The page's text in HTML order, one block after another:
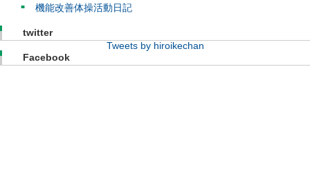
機能改善体操活動日記
twitter
Tweets by hiroikechan
Facebook